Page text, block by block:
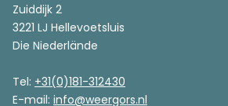
Zuiddijk 2
3221 LJ Hellevoetsluis
Die Niederlände
Tel: +31(0)181-312430
E-mail: info@weergors.nl